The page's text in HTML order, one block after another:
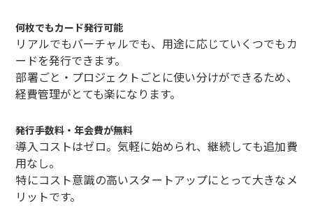
何枚でもカード発行可能
リアルでもバーチャルでも、用途に応じていくつでもカ
ードを発行できます。
部署ごと・プロジェクトごとに使い分けができるため、
経費管理がとても楽になります。
発行手数料・年会費が無料
導入コストはゼロ。気軽に始められ、継続しても追加費
用なし。
特にコスト意識の高いスタートアップにとって大きなメ
リットです。